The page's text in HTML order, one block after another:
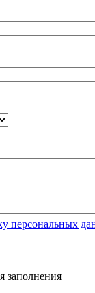
персональных
заполнения